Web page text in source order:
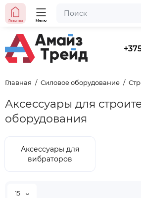
Главная Меню
Главная Силовое оборудование
Аксессуары для
оборудования
Аксессуары для
вибраторов
15